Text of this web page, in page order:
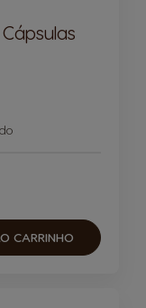
CARRINHO